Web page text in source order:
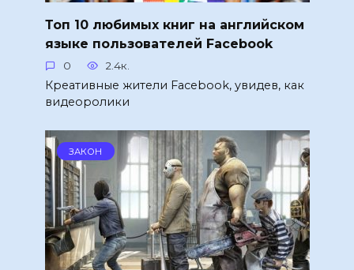
Топ 10 любимых книг на английском
языке пользователей Facebook
0 2.4к.
Креативные жители Facebook, увидев, как
видеоролики
ЗАКОН